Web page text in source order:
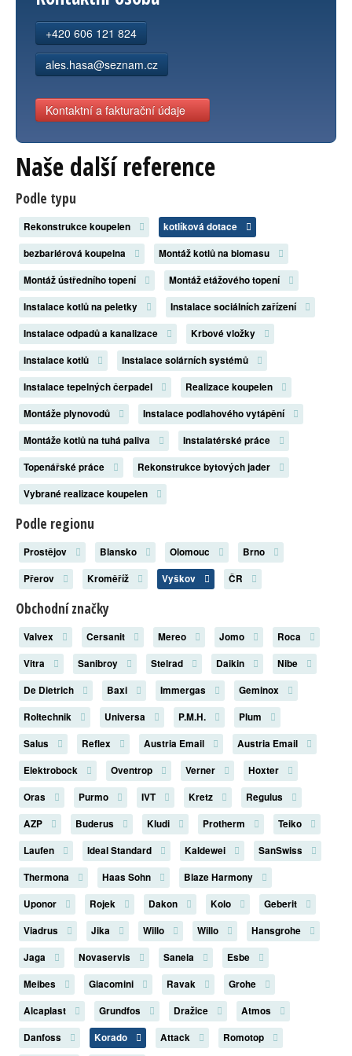
+420 606 121 824
ales.hasa@seznam.cz
Kontaktní a fakturační údaje
Naše další reference
Podle typu
Rekonstrukce koupelen
kotlíková dotace
bezbariérová koupelna
Montáž kotlů na biomasu
Montáž ústředního topení
Montáž etážového topení
Instalace kotlů na peletky
Instalace sociálních zařízení
Instalace odpadů a kanalizace
Krbové vložky
Instalace kotlů
Instalace solárních systémů
Instalace tepelných čerpadel
Realizace koupelen
Montáže plynovodů
Instalace podlahového vytápění
Montáže kotlů na tuhá paliva
Instalatérské práce
Topenářské práce
Rekonstrukce bytových jader
Vybrané realizace koupelen
Podle regionu
Prostějov Blansko Olomouc
Brno
Přerov
Kroměříž Vyškov ČR
Obchodní značky
Valvex Cersanit Mereo Jomo
Roca
Vitra
Sanibroy Stelrad Daikin
Nibe
De Dietrich
Baxi Immergas
Geminox
Roltechnik
Universa P.M.H.
Plum
Salus
Reflex Austria Email
Austria Email
Elektrobock
Oventrop Verner
Hoxter
Oras
Purmo IVT Kretz
Regulus
AZP
Buderus Kludi Protherm
Teiko
Laufen
Ideal Standard Kaldewei
SanSwiss
Thermona
Haas Sohn
Blaze Harmony
Uponor
Rojek Dakon Kolo
Geberit
Viadrus
Jika Willo Willo
Hansgrohe
Jaga
Novaservis Sanela
Esbe
Meibes
Giacomini Ravak
Grohe
Alcaplast
Grundfos Dražice
Atmos
Danfoss
Korado Attack Romotop